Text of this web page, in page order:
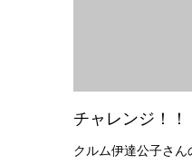
チャレンジ！！
クルム伊達公子さ